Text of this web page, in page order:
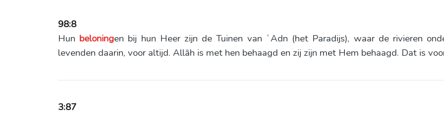
98:8
Hun beloningen bij hun Heer zijn de Tuinen van ʿAdn (het Paradijs), waar de rivieren
levenden daarin, voor altijd. Allāh is met hen behaagd en zij zijn met Hem behaagd. Dat is
3:87